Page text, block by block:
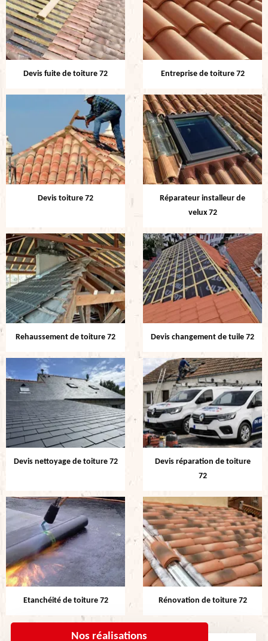
Nos réalisations
Devis fuite de toiture 72 Entreprise de toiture 72
Devis toiture 72
Réparateur installeur de
velux 72
Rehaussement de toiture 72 Devis changement de tuile 72
Devis nettoyage de toiture 72
Devis réparation de toiture
72
Etanchéité de toiture 72 Rénovation de toiture 72